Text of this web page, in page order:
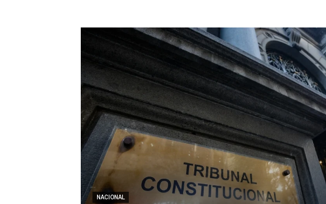
NACIONAL